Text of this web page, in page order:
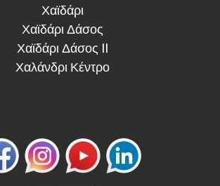
Χαϊδάρι
Χαϊδάρι Δάσος
Χαϊδάρι Δάσος II
Χαλάνδρι Κέντρο